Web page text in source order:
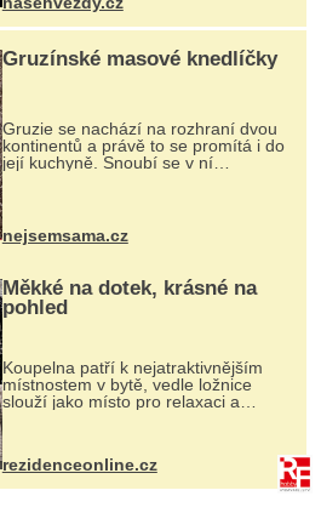
Gruzínské masové knedlíčky
Gruzie se nachází na rozhraní dvou
kontinentů a právě to se promítá i do
její kuchyně. Snoubí se v ní
evropské a asijské chutě a díky tomu
vznikají rozmanité a chuťově bohaté
pokrmy, které rozhodně st...
nejsemsama.cz
Měkké na dotek, krásné na
pohled
Koupelna patří k nejatraktivnějším
místnostem v bytě, vedle ložnice
slouží jako místo pro relaxaci a
odpočinek. Koupelnový textil –
ručníky, osušky a koberečky –
mohou jako mávnutím kouzelného
proutku...
rezidenceonline.cz